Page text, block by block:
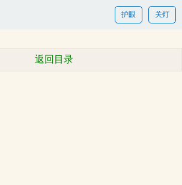
关灯
护眼
返回目录